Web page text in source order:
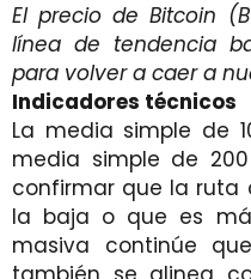
El precio de Bitcoin
línea de tendencia
para volver a caer a
Indicadores técnicos
La media simple de
media simple de
confirmar que la ruta
la baja o que es
masiva continúe